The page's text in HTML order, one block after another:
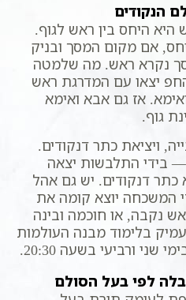
הנקודים
היחס בין ראש לגוף.
אם מקום המסך ובניק
נקרא ראש. מה שלמטה
יצאו עם המדרגת ראש
אז גם אבא ואימא
גוף.
ויציאת כתר דנקודים.
בידי התלבשות יצאה
כתר דנקודים. יש גם אהל
המשכחה יוצא קומה את
נקבה, או חוכמה ובינה
בלימוד מבנה העולמות
שני ורביעי בשעה 20:30.
לפי בעל הסולם